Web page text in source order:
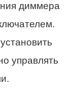
диммера
управлять